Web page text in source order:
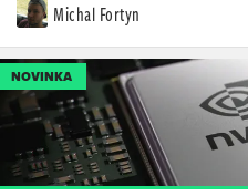
Michal Fortyn
NOVINKA